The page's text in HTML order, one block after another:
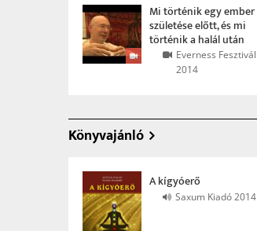
Mi történik egy ember
születése előtt, és mi
történik a halál után
Everness Fesztivál
2014
Könyvajánló
A kígyóerő
Saxum Kiadó 2014